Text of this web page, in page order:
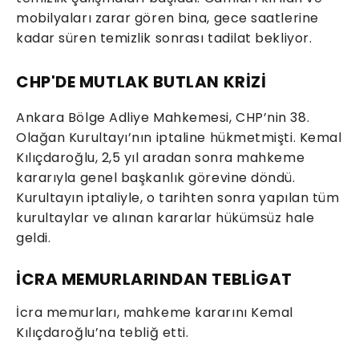
mobilyaları zarar gören bina, gece saatlerine
kadar süren temizlik sonrası tadilat bekliyor.
CHP'DE MUTLAK BUTLAN KRİZİ
Ankara Bölge Adliye Mahkemesi, CHP’nin 38.
Olağan Kurultayı’nın iptaline hükmetmişti. Kemal
Kılıçdaroğlu, 2,5 yıl aradan sonra mahkeme
kararıyla genel başkanlık görevine döndü.
Kurultayın iptaliyle, o tarihten sonra yapılan tüm
kurultaylar ve alınan kararlar hükümsüz hale
geldi.
İCRA MEMURLARINDAN TEBLİGAT
İcra memurları, mahkeme kararını Kemal
Kılıçdaroğlu’na tebliğ etti.